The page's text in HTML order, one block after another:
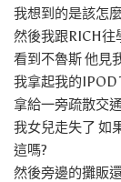
我想到的是該怎
然後我跟RICH往
看到不魯斯 他見
我拿起我的IPOD
拿給一旁疏散交
我女兒走失了 如
這嗎?
然後旁邊的攤販